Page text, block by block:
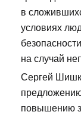
в
условиях
на случай
Сергей
повышению